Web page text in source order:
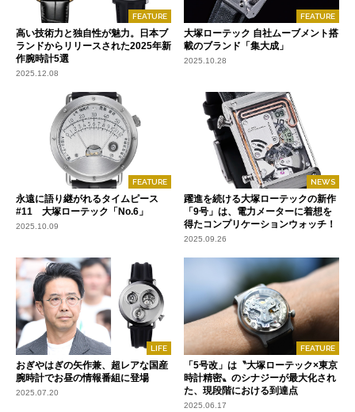
FEATURE
高い技術力と独自性が魅力。日本ブ
ランドからリリースされた2025年新
作腕時計5選
2025.12.08
FEATURE
大塚ローテック 自社ムーブメント搭
載のブランド「集大成」
2025.10.28
FEATURE
永遠に語り継がれるタイムピース
#11 大塚ローテック「No.6」
2025.10.09
NEWS
躍進を続ける大塚ローテックの新作
「9号」は、電力メーターに着想を
得たコンプリケーションウォッチ！
2025.09.26
LIFE
おぎやはぎの矢作兼、超レアな国産
腕時計でお昼の情報番組に登場
2025.07.20
FEATURE
「5号改」は〝大塚ローテック×東京
時計精密〟のシナジーが最大化され
た、現段階における到達点
2025.06.17